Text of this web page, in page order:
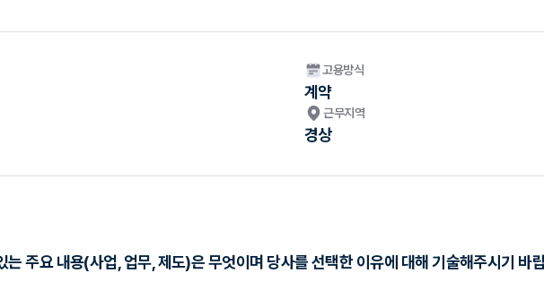
고용방식
계약
근무지역
경상
주요 내용(사업, 업무, 제도)은 무엇이며 당사를 선택한 이유에 대해 기술해주시기 바